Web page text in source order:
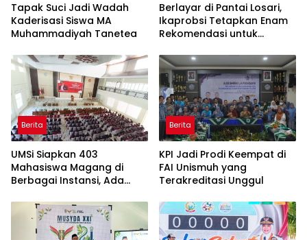
Tapak Suci Jadi Wadah
Kaderisasi Siswa MA
Muhammadiyah Tanetea
Berlayar di Pantai Losari,
Ikaprobsi Tetapkan Enam
Rekomendasi untuk
Berita
UMSi Siapkan 403
Mahasiswa Magang di
Berbagai Instansi, Ada
Taiwan
Berita
KPI Jadi Prodi Keempat di
FAI Unismuh yang
Terakreditasi Unggul